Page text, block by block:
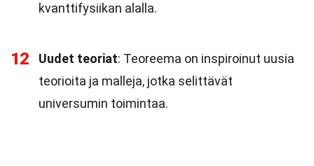
kvanttifysiikan alalla.
12 Uudet teoriat: Teoreema on inspiroinut uusia
teorioita ja malleja, jotka selittävät
universumin toimintaa.